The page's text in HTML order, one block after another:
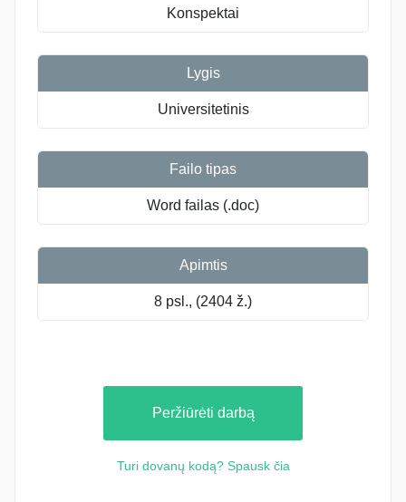
Konspektai
Lygis
Universitetinis
Failo tipas
Word failas (.doc)
Apimtis
8 psl., (2404 ž.)
Peržiūrėti darbą
Turi dovanų kodą? Spausk čia